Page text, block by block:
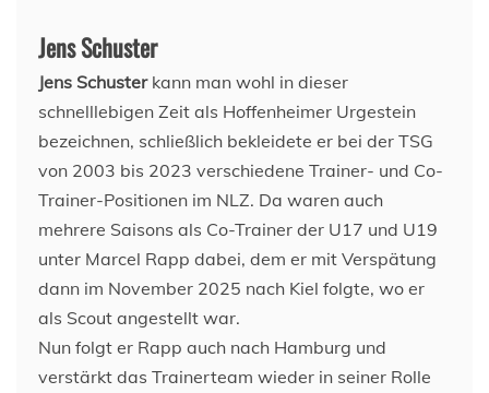
Jens Schuster
Jens Schusterkann man wohl in dieser
schnelllebigen Zeit als Hoffenheimer Urgestein
bezeichnen, schließlich bekleidete er bei der TSG
von 2003 bis 2023 verschiedene Trainer- und Co-
Trainer-Positionen im NLZ. Da waren auch
mehrere Saisons als Co-Trainer der U17 und U19
unter Marcel Rapp dabei, dem er mit Verspätung
dann im November 2025 nach Kiel folgte, wo er
als Scout angestellt war.
Nun folgt er Rapp auch nach Hamburg und
verstärkt das Trainerteam wieder in seiner Rolle